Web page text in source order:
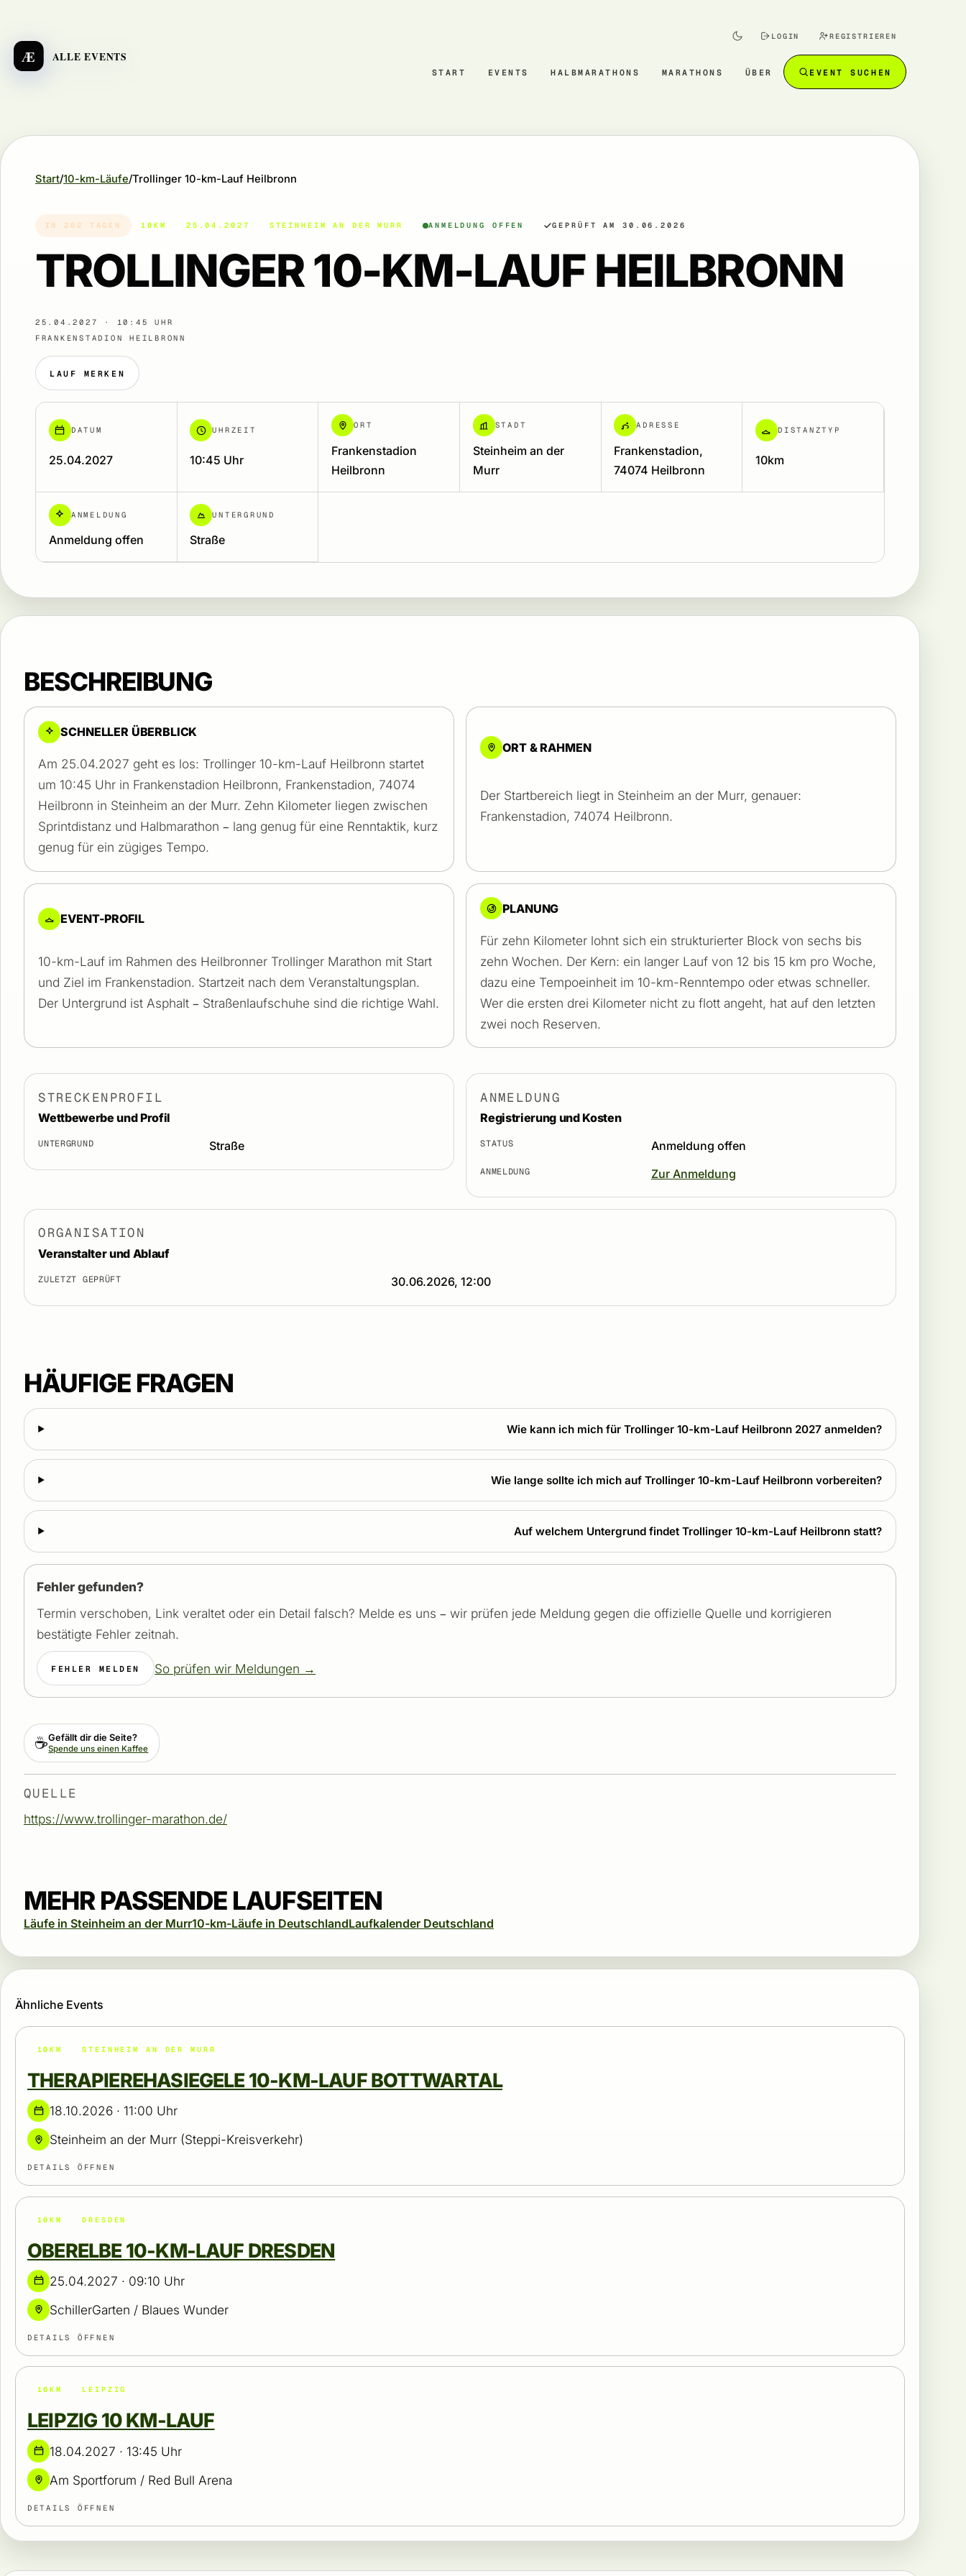
Æ ALLE EVENTS
LOGIN REGISTRIEREN
START EVENTS HALBMARATHONS MARATHONS ÜBER EVENT SUCHEN
Start 10-km-Läufe Trollinger 10-km-Lauf Heilbronn
IN 262 TAGEN 10KM 25.04.2027 STEINHEIM AN DER MURR ANMELDUNG OFFEN GEPRÜFT AM 30.06.2026
TROLLINGER 10-KM-LAUF HEILBRONN
25.04.2027 · 10:45 UHR
FRANKENSTADION HEILBRONN
LAUF MERKEN
DATUM
25.04.2027
UHRZEIT
10:45 Uhr
ORT
Frankenstadion
Heilbronn
STADT
Steinheim an der
Murr
ADRESSE
Frankenstadion,
74074 Heilbronn
DISTANZTYP
10km
ANMELDUNG
Anmeldung offen
UNTERGRUND
Straße
BESCHREIBUNG
SCHNELLER ÜBERBLICK
Am 25.04.2027 geht es los: Trollinger 10-km-Lauf Heilbronn startet
um 10:45 Uhr in Frankenstadion Heilbronn, Frankenstadion, 74074
Heilbronn in Steinheim an der Murr. Zehn Kilometer liegen zwischen
Sprintdistanz und Halbmarathon – lang genug für eine Renntaktik, kurz
genug für ein zügiges Tempo.
ORT & RAHMEN
Der Startbereich liegt in Steinheim an der Murr, genauer:
Frankenstadion, 74074 Heilbronn.
EVENT-PROFIL
10-km-Lauf im Rahmen des Heilbronner Trollinger Marathon mit Start
und Ziel im Frankenstadion. Startzeit nach dem Veranstaltungsplan.
Der Untergrund ist Asphalt – Straßenlaufschuhe sind die richtige Wahl.
PLANUNG
Für zehn Kilometer lohnt sich ein strukturierter Block von sechs bis
zehn Wochen. Der Kern: ein langer Lauf von 12 bis 15 km pro Woche,
dazu eine Tempoeinheit im 10-km-Renntempo oder etwas schneller.
Wer die ersten drei Kilometer nicht zu flott angeht, hat auf den letzten
zwei noch Reserven.
STRECKENPROFIL
Wettbewerbe und Profil
UNTERGRUND Straße
ANMELDUNG
Registrierung und Kosten
STATUS Anmeldung offen
ANMELDUNG Zur Anmeldung
ORGANISATION
Veranstalter und Ablauf
ZULETZT GEPRÜFT 30.06.2026, 12:00
HÄUFIGE FRAGEN
Wie kann ich mich für Trollinger 10-km-Lauf Heilbronn 2027 anmelden?
Wie lange sollte ich mich auf Trollinger 10-km-Lauf Heilbronn vorbereiten?
Auf welchem Untergrund findet Trollinger 10-km-Lauf Heilbronn statt?
Fehler gefunden?
Termin verschoben, Link veraltet oder ein Detail falsch? Melde es uns – wir prüfen jede Meldung gegen die offizielle Quelle und korrigieren
bestätigte Fehler zeitnah.
FEHLER MELDEN So prüfen wir Meldungen →
☕Gefällt dir die Seite?
Spende uns einen Kaffee
QUELLE
https://www.trollinger-marathon.de/
MEHR PASSENDE LAUFSEITEN
Läufe in Steinheim an der Murr10-km-Läufe in DeutschlandLaufkalender Deutschland
Ähnliche Events
10KM STEINHEIM AN DER MURR
THERAPIEREHASIEGELE 10-KM-LAUF BOTTWARTAL
18.10.2026 · 11:00 Uhr
Steinheim an der Murr (Steppi-Kreisverkehr)
DETAILS ÖFFNEN
10KM DRESDEN
OBERELBE 10-KM-LAUF DRESDEN
25.04.2027 · 09:10 Uhr
SchillerGarten / Blaues Wunder
DETAILS ÖFFNEN
10KM LEIPZIG
LEIPZIG 10 KM-LAUF
18.04.2027 · 13:45 Uhr
Am Sportforum / Red Bull Arena
DETAILS ÖFFNEN